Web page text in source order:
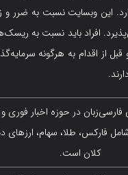
نسبت به ضرر و زیان
باید نسبت به ریسک‌های ذاتی
به هرگونه سرمایه‌گذاری
حوزه اخبار فوری و تحلیل
سهام، ارزهای دیجیتال و